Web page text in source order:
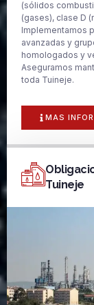
(sólidos
(gases), clase D
Implementamos
avanzadas y
homologados y
Aseguramos
toda Tuineje.
MAS
Tuineje